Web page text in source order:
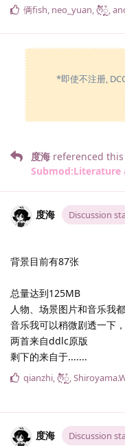
俩fish neo_yuan ღ້໌ᮩຼ ,
*即使不注册,
度海 referenced
Submod:Literature
度海 Discussion
背景目前有87张
总量达到125MB
人物、场景图片和音乐我
音乐我可以稍微剧透一下
两首来自ddlc原版
剩下的来自于.......
qianzhi ღ້໌ᮩຼ
度海 Discussion